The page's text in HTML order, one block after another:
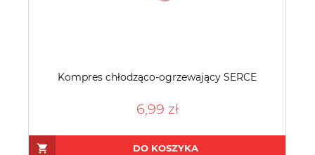
Kompres chłodząco-ogrzewający SERCE
6,99 zł
DO KOSZYKA